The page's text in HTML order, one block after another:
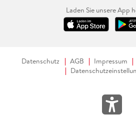
Laden Sie unsere App
Datenschutz AGB Impressum